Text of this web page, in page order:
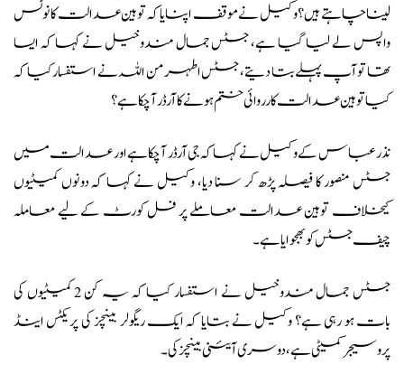
لینا چاہتے ہیں؟ وکیل نے موقف اپنایا کہ توہین عدالت کا نوٹس
واپس لے لیا گیا ہے، جسٹس جمال مندوخیل نے کہا کہ ایسا
تھا تو آپ پہلے بتا دیتے، جسٹس اطہر من اللہ نے استفسار کیا کہ
کیا توہین عدالت کارروائی ختم ہونے کا آرڈر آچکا ہے؟
نذر عباس کے وکیل نے کہا کہ جی آرڈر آچکا ہے اور عدالت میں
جسٹس منصور کا فیصلہ پڑھ کر سنا دیا، وکیل نے کہا کہ دونوں کمیٹیوں
کیخلاف توہین عدالت معاملے پر فل کورٹ کے لیے معاملہ
چیف جسٹس کو بھجوایا ہے۔
جسٹس جمال مندوخیل نے استفسار کیا کہ یہ کن 2 کمیٹیوں کی
بات ہو رہی ہے؟ وکیل نے بتایا کہ ایک ریگولر بینچز کی پریکٹس اینڈ
پروسیجر کمیٹی ہے، دوسری آئینی بینچز کی۔